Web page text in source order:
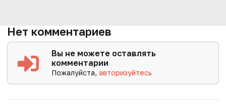
Нет комментариев
Вы не можете оставлять
комментарии
Пожалуйста,авторизуйтесь